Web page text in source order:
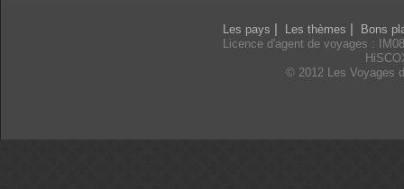
Les pays Les thèmes
Bons
Licence d'agent de voyages :
© 2012 Les Voyages